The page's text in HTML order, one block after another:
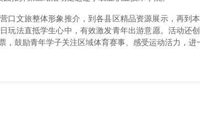
文旅整体形象推介，到各县区精品资源展示，再到
玩法直抵学生心中，有效激发青年出游意愿。活动还
鼓励青年学子关注区域体育赛事、感受运动活力，进